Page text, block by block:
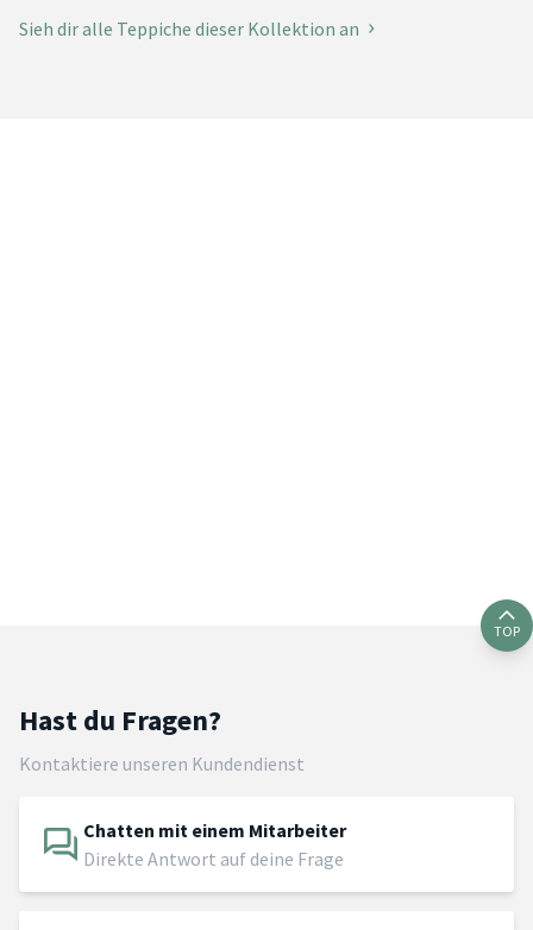
Sieh dir alle Teppiche dieser Kollektion an
TOP
Hast du Fragen?
Kontaktiere unseren Kundendienst
Chatten mit einem Mitarbeiter
Direkte Antwort auf deine Frage